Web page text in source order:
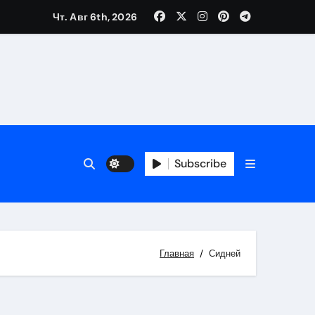
Чт. Авг 6th, 2026
Subscribe
Главная Сидней